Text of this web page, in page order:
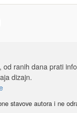
ranih dana prati
dizajn.
stavove autora i ne